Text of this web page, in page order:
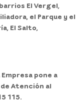
El Vergel,
el Parque y el
El Salto,
pone a
Atención al
115.